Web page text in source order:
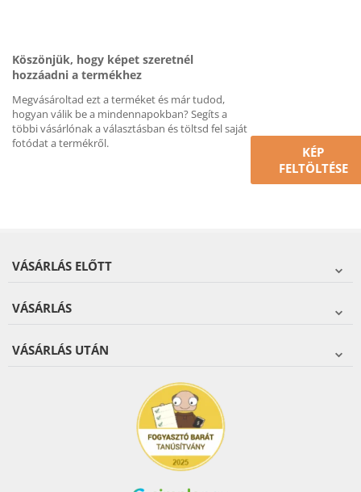
Köszönjük, hogy képet szeretnél
hozzáadni a termékhez
Megvásároltad ezt a terméket és már tudod,
hogyan válik be a mindennapokban? Segíts a
többi vásárlónak a választásban és töltsd fel saját
fotódat a termékről.
KÉP
FELTÖLTÉSE
VÁSÁRLÁS ELŐTT
VÁSÁRLÁS
VÁSÁRLÁS UTÁN